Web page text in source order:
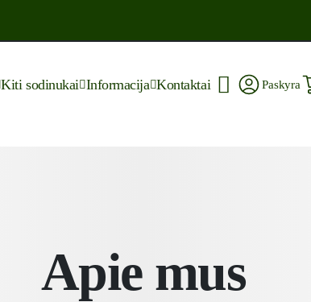
Kiti sodinukai Informacija Kontaktai Paskyra
Apie mus